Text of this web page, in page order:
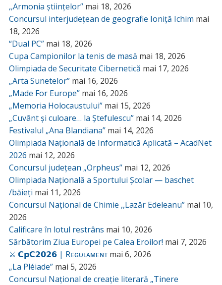
,,Armonia științelor” mai 18, 2026
Concursul interjudețean de geografie Ioniță Ichim mai
18, 2026
“Dual PC” mai 18, 2026
Cupa Campionilor la tenis de masă mai 18, 2026
Olimpiada de Securitate Cibernetică mai 17, 2026
„Arta Sunetelor” mai 16, 2026
„Made For Europe” mai 16, 2026
„Memoria Holocaustului” mai 15, 2026
„Cuvânt și culoare… la Ștefulescu” mai 14, 2026
Festivalul „Ana Blandiana” mai 14, 2026
Olimpiada Națională de Informatică Aplicată – AcadNet
2026 mai 12, 2026
Concursul județean „Orpheus” mai 12, 2026
Olimpiada Națională a Sportului Școlar — baschet
/băieți mai 11, 2026
Concursul Național de Chimie ,,Lazăr Edeleanu” mai 10,
2026
Calificare în lotul restrâns mai 10, 2026
Sărbătorim Ziua Europei pe Calea Eroilor! mai 7, 2026
⚔️ 𝗖𝗽𝗖𝟮𝟬𝟮𝟲 | Rᴇɢᴜʟᴀᴍᴇɴᴛ mai 6, 2026
„La Pléiade” mai 5, 2026
Concursul Național de creație literară „Tinere